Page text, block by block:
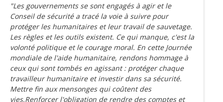
"Les gouvernements se sont engagés à agir et le
Conseil de sécurité a tracé la voie à suivre pour
protéger les humanitaires et leur travail de sauvetage.
Les règles et les outils existent. Ce qui manque, c'est la
volonté politique et le courage moral. En cette Journée
mondiale de l'aide humanitaire, rendons hommage à
ceux qui sont tombés en agissant : protéger chaque
travailleur humanitaire et investir dans sa sécurité.
Mettre fin aux mensonges qui coûtent des
vies.Renforcer l'obligation de rendre des comptes et